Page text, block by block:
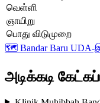
வெள்ளி
ஞாயிறு
பொது விடுமுறை
🗺️ Bandar Baru
அடிக்கடி